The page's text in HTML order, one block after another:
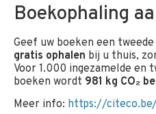
Boekophaling
Geef uw boeken een
gratis ophalen bij u thuis,
Voor 1.000 ingezamelde en
boeken wordt 981 kg CO₂
Meer info: https://